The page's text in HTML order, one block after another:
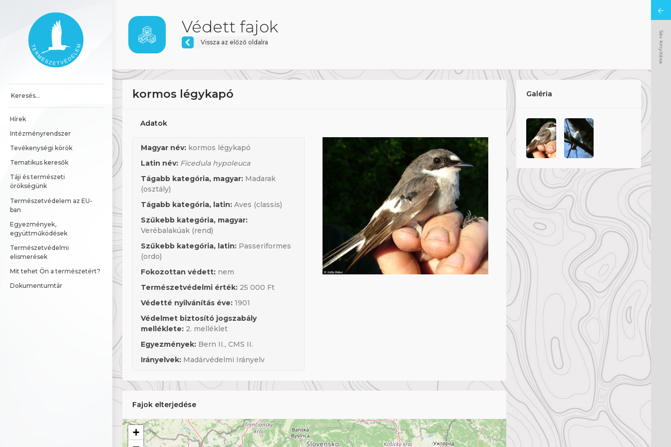
Főoldal
Hírek
Intézményrendszer
Tevékenységi körök
Tematikus keresők
Táji és természeti
örökségünk
Természetvédelem az EU-
ban
Egyezmények,
együttműködések
Természetvédelmi
elismerések
Mit tehet Ön a természetért?
Dokumentumtár
Védett fajok
Vissza az előző oldalra
kormos légykapó
Adatok
Magyar név: kormos légykapó
Latin név: Ficedula hypoleuca
Tágabb kategória, magyar: Madarak
(osztály)
Tágabb kategória, latin: Aves (classis)
Szűkebb kategória, magyar:
Verébalakúak (rend)
Szűkebb kategória, latin: Passeriformes
(ordo)
Fokozottan védett: nem
Természetvédelmi érték: 25 000 Ft
Védetté nyilvánítás éve: 1901
Védelmet biztosító jogszabály
melléklete: 2. melléklet
Egyezmények: Bern II., CMS II.
Irányelvek: Madárvédelmi Irányelv
Fajok elterjedése
+
Galéria
Sáv kinyitása